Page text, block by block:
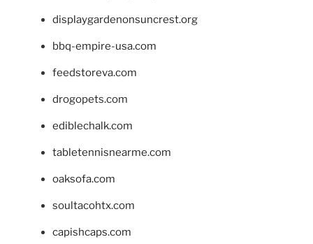
displaygardenonsuncrest.org
bbq-empire-usa.com
feedstoreva.com
drogopets.com
ediblechalk.com
tabletennisnearme.com
oaksofa.com
soultacohtx.com
capishcaps.com